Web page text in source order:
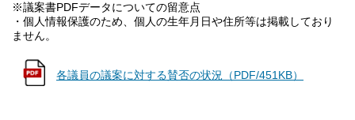
※議案書PDFデータについての留意点
・個人情報保護のため、個人の生年月日や住所等は掲載しており
ません。
各議員の議案に対する賛否の状況（PDF/451KB）